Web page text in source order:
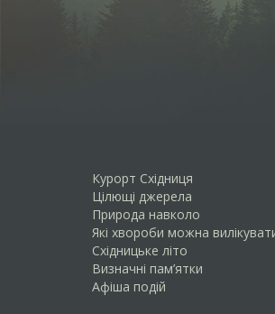
Курорт Східниця
Цілющі джерела
Природа навколо
Які хвороби можна
Схiдницьке лiто
Визначні пам’ятки
Афіша подій